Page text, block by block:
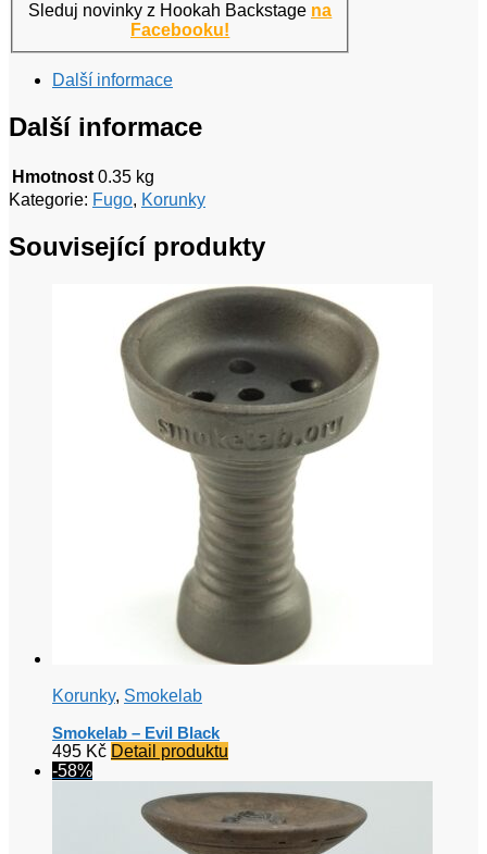
Sleduj novinky z Hookah Backstage na
Facebooku!
Další informace
Další informace
Hmotnost 0.35 kg
Kategorie: Fugo, Korunky
Související produkty
Korunky, Smokelab
Smokelab – Evil Black
495 Kč Detail produktu
-58%